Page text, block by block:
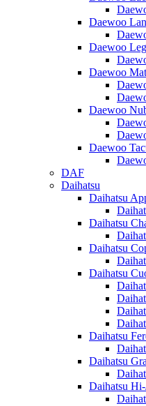
Daewoo
Daewoo
Daewoo
Daewoo
Daewoo
DAF
Daihatsu
Daihatsu
Daihatsu
Daihatsu
Daihatsu
Daihatsu
Daihatsu
Daihatsu Hi-